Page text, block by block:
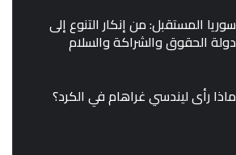
سوريا المستقبل: من إنكار التنوع إلى
دولة الحقوق والشراكة والسلام
ماذا رأى ليندسي غراهام في الكرد؟